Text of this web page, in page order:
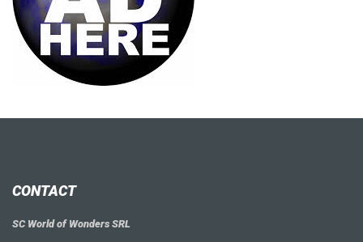
CONTACT
SC World of Wonders SRL